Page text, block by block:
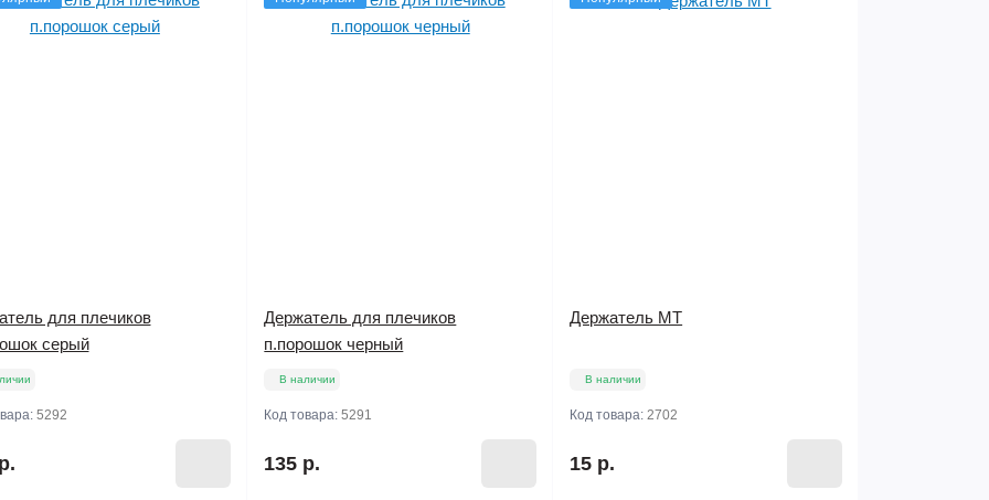
для плечиков
серый
5292
Держатель для плечиков
п.порошок черный
В наличии
Код товара:5291
135 р.
Держатель МТ
В наличии
Код товара:2702
15 р.